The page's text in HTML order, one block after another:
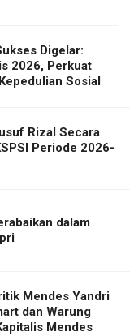
Digelar:
2026, Perkuat
Sosial
Rizal Secara
Periode 2026-
dalam
Mendes Yandri
dan Warung
Mendes